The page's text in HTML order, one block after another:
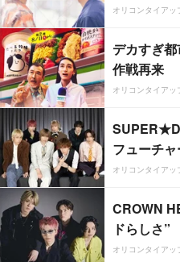
オリコンタイアッ
デカすぎ
作戦再来
オリコンタイアッ
フューチャ
オリコンタイアッ
CROWN
ドらしさ”
オリコンタイアッ